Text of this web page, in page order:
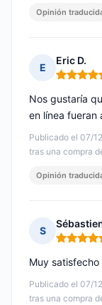
Opinión
E
Eric D.
Nota: 5
Publicado el 07/
tras una compra
Nos gustaría
en línea fueran
Opinión
S
Nota: 5
Publicado el 07/
tras una compra
Muy